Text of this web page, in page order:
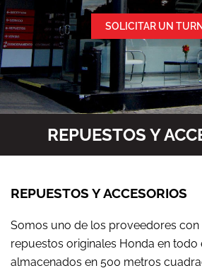
SOLICITAR UN
REPUESTOS Y
REPUESTOS Y ACCESORIOS
Somos uno de los proveedores
repuestos originales Honda en todo
almacenados en 500 metros